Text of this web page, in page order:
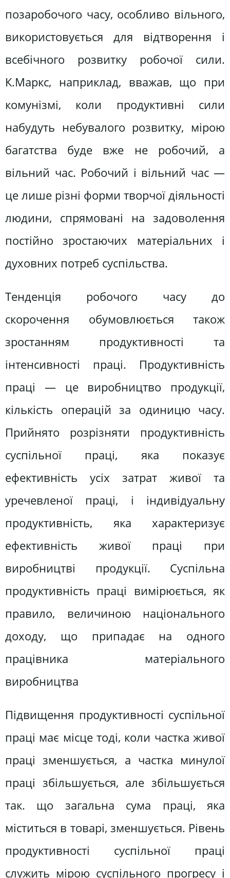
позаробочого часу, особливо вільного,
використовується для відтворення і
всебічного розвитку робочої сили.
К.Маркс, наприклад, вважав, що при
комунізмі, коли продуктивні сили
набудуть небувалого розвитку, мірою
багатства буде вже не робочий, а
вільний час. Робочий і вільний час —
це лише різні форми творчої діяльності
людини, спрямовані на задоволення
постійно зростаючих матеріальних і
духовних потреб суспільства.
Тенденція робочого часу до
скорочення обумовлюється також
зростанням продуктивності та
інтенсивності праці. Продуктивність
праці — це виробництво продукції,
кількість операцій за одиницю часу.
Прийнято розрізняти продуктивність
суспільної праці, яка показує
ефективність усіх затрат живої та
уречевленої праці, і індивідуальну
продуктивність, яка характеризує
ефективність живої праці при
виробництві продукції. Суспільна
продуктивність праці вимірюється, як
правило, величиною національного
доходу, що припадає на одного
працівника матеріального
виробництва
Підвищення продуктивності суспільної
праці має місце тоді, коли частка живої
праці зменшується, а частка минулої
праці збільшується, але збільшується
так. що загальна сума праці, яка
міститься в товарі, зменшується. Рівень
продуктивності суспільної праці
служить мірою суспільного прогресу і